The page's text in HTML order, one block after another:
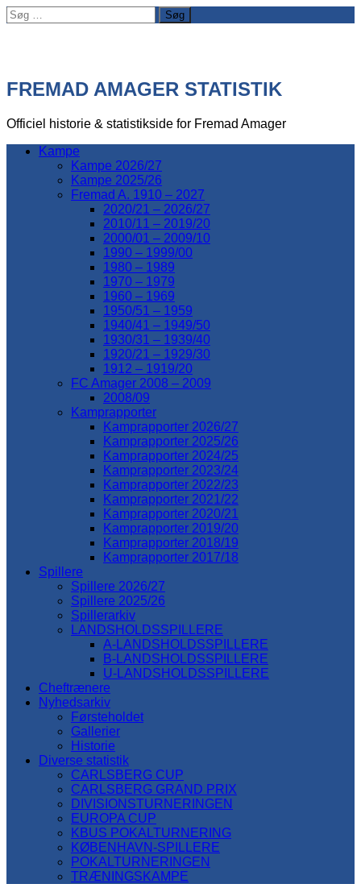
Søg
efter:
FREMAD AMAGER STATISTIK
Officiel historie & statistikside for Fremad Amager
Kampe
Kampe 2026/27
Kampe 2025/26
Fremad A. 1910 – 2027
2020/21 – 2026/27
2010/11 – 2019/20
2000/01 – 2009/10
1990 – 1999/00
1980 – 1989
1970 – 1979
1960 – 1969
1950/51 – 1959
1940/41 – 1949/50
1930/31 – 1939/40
1920/21 – 1929/30
1912 – 1919/20
FC Amager 2008 – 2009
2008/09
Kamprapporter
Kamprapporter 2026/27
Kamprapporter 2025/26
Kamprapporter 2024/25
Kamprapporter 2023/24
Kamprapporter 2022/23
Kamprapporter 2021/22
Kamprapporter 2020/21
Kamprapporter 2019/20
Kamprapporter 2018/19
Kamprapporter 2017/18
Spillere
Spillere 2026/27
Spillere 2025/26
Spillerarkiv
LANDSHOLDSSPILLERE
A-LANDSHOLDSSPILLERE
B-LANDSHOLDSSPILLERE
U-LANDSHOLDSSPILLERE
Cheftrænere
Nyhedsarkiv
Førsteholdet
Gallerier
Historie
Diverse statistik
CARLSBERG CUP
CARLSBERG GRAND PRIX
DIVISIONSTURNERINGEN
EUROPA CUP
KBUS POKALTURNERING
KØBENHAVN-SPILLERE
POKALTURNERINGEN
TRÆNINGSKAMPE